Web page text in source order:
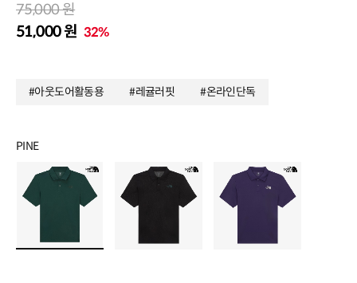
#아웃도어활동용 #레귤러핏 #온라인단독
75,000 원
51,000 원 32%
PINE